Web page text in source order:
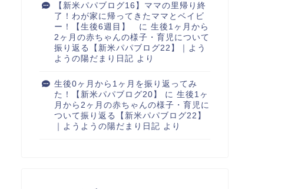
【新米パパブログ16】ママの里帰り終
了！わが家に帰ってきたママとベイビ
ー！【生後6週目】
に 生後1ヶ月から
2ヶ月の赤ちゃんの様子・育児について
振り返る【新米パパブログ22】｜よう
ようの陽だまり日記 より
生後0ヶ月から1ヶ月を振り返ってみ
た！【新米パパブログ20】
に 生後1ヶ
月から2ヶ月の赤ちゃんの様子・育児に
ついて振り返る【新米パパブログ22】
｜ようようの陽だまり日記 より